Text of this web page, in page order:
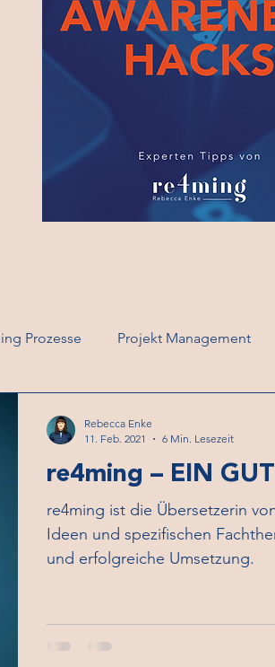
Prozesse Projekt Management
re4ming – EIN
re4ming ist die Übersetzerin
Ideen und spezifischen
und erfolgreiche Umsetzung.
Rebecca Enke
11. Feb. 2021
6 Min. Lesezeit